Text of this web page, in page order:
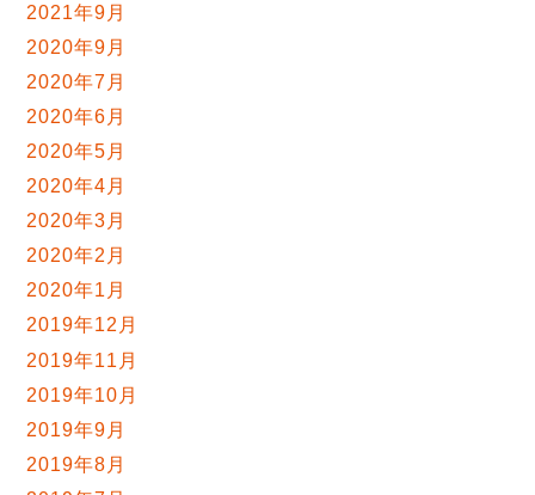
2021年9月
2020年9月
2020年7月
2020年6月
2020年5月
2020年4月
2020年3月
2020年2月
2020年1月
2019年12月
2019年11月
2019年10月
2019年9月
2019年8月